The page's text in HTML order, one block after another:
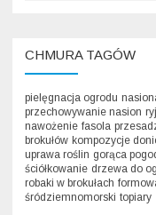
CHMURA TAGÓW
pielęgnacja ogrodu
przechowywanie nasion
nawożenie fasola
brokułów kompozycje
uprawa roślin gorąca
ściółkowanie drzewa do
robaki w brokułach
śródziemnomorski topiary